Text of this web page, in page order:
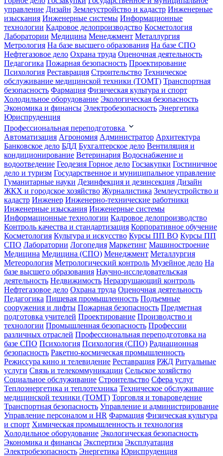
управление Дизайн Землеустройство и кадастр Инженерные
изыскания Инженерные системы Информационные
технологии Кадровое делопроизводство Косметология
Лаборатории Медицина Менеджмент Металлургия
Метрология На базе высшего образования На базе СПО
Нефтегазовое дело Охрана труда Оценочная деятельность
Педагогика Пожарная безопасность Проектирование
Психология Реставрация Строительство Техническое
обслуживание медицинской техники (ТОМТ) Транспортная
безопасность Фармация Физическая культура и спорт
Холодильное оборудование Экологическая безопасность
Экономика и финансы Электробезопасность Энергетика
Юриспруденция
Профессиональная переподготовка
Автоматизация Агрономия Администратор Архитектура
Банковское дело БДД Бухгалтерское дело Вентиляция и
кондиционирование Ветеринария Водоснабжение и
водоотведение Геодезия Горное дело Госзакупки Гостиничное
дело и туризм Государственное и муниципальное управление
Гуманитарные науки Дезинфекция и дезинсекция Дизайн
ЖКХ и городское хозяйство Журналистика Землеустройство и
кадастр Инженер Инженерно-технические работники
Инженерные изыскания Инженерные системы
Информационные технологии Кадровое делопроизводство
Контроль качества и стандартизация Корпоративное обучение
Косметология Культура и искусство Курсы ПП ВО Курсы ПП
СПО Лаборатории Логопедия Маркетинг Машиностроение
Медицина Медицина (СПО) Менеджмент Металлургия
Метеорология Метрологический контроль Музейное дело На
базе высшего образования Научно-исследовательская
деятельность Недвижимость Неразрушающий контроль
Нефтегазовое дело Охрана труда Оценочная деятельность
Педагогика Пищевая промышленность Подъемные
сооружения и лифты Пожарная безопасность Предметная
подготовка учителей Проектирование Производство и
технологии Промышленная безопасность Профессии
различных отраслей Профессиональная переподготовка на
базе СПО Психология Психология (СПО) Радиационная
безопасность Ракетно-космическая промышленность
Режиссура кино и телевидение Реставрация РЖД Ритуальные
услуги Связь и телекоммуникации Сельское хозяйство
Социальное обслуживание Строительство Сфера услуг
Теплоэнергетика и теплотехника Техническое обслуживание
медицинской техники (ТОМТ) Торговля и товароведение
Транспортная безопасность Управление и администрирование
Управление персоналом и HR Фармация Физическая культура
и спорт Химическая промышленность и технология
Холодильное оборудование Экологическая безопасность
Экономика и финансы Экспертиза Эксплуатация
Электробезопасность Энергетика Юриспруденция